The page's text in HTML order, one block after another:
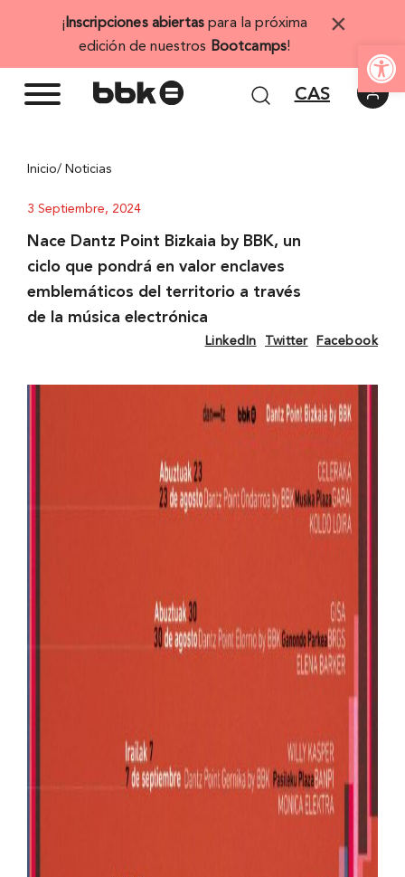
Abrir
¡ Inscripciones abiertas para la próxima
edición de nuestros Bootcamps!
×
CAS
Inicio/ Noticias
3 Septiembre, 2024
Nace Dantz Point Bizkaia by BBK, un
ciclo que pondrá en valor enclaves
emblemáticos del territorio a través
de la música electrónica
LinkedIn Twitter Facebook